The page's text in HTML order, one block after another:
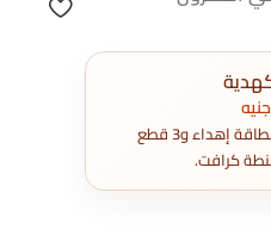
تغليف هدايا كامل مع بطاقة إهداء و3 قطع
كرافت.